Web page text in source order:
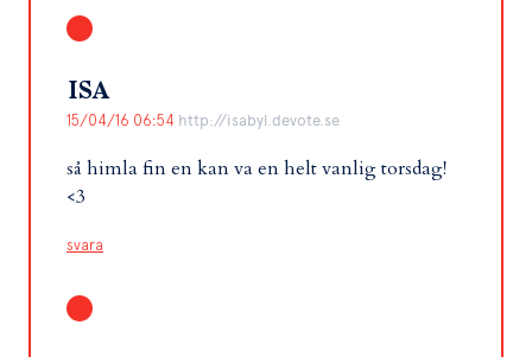
ISA
15/04/16 06:54 http://isabyl.devote.se
så himla fin en kan va en helt vanlig torsdag!
<3
svara